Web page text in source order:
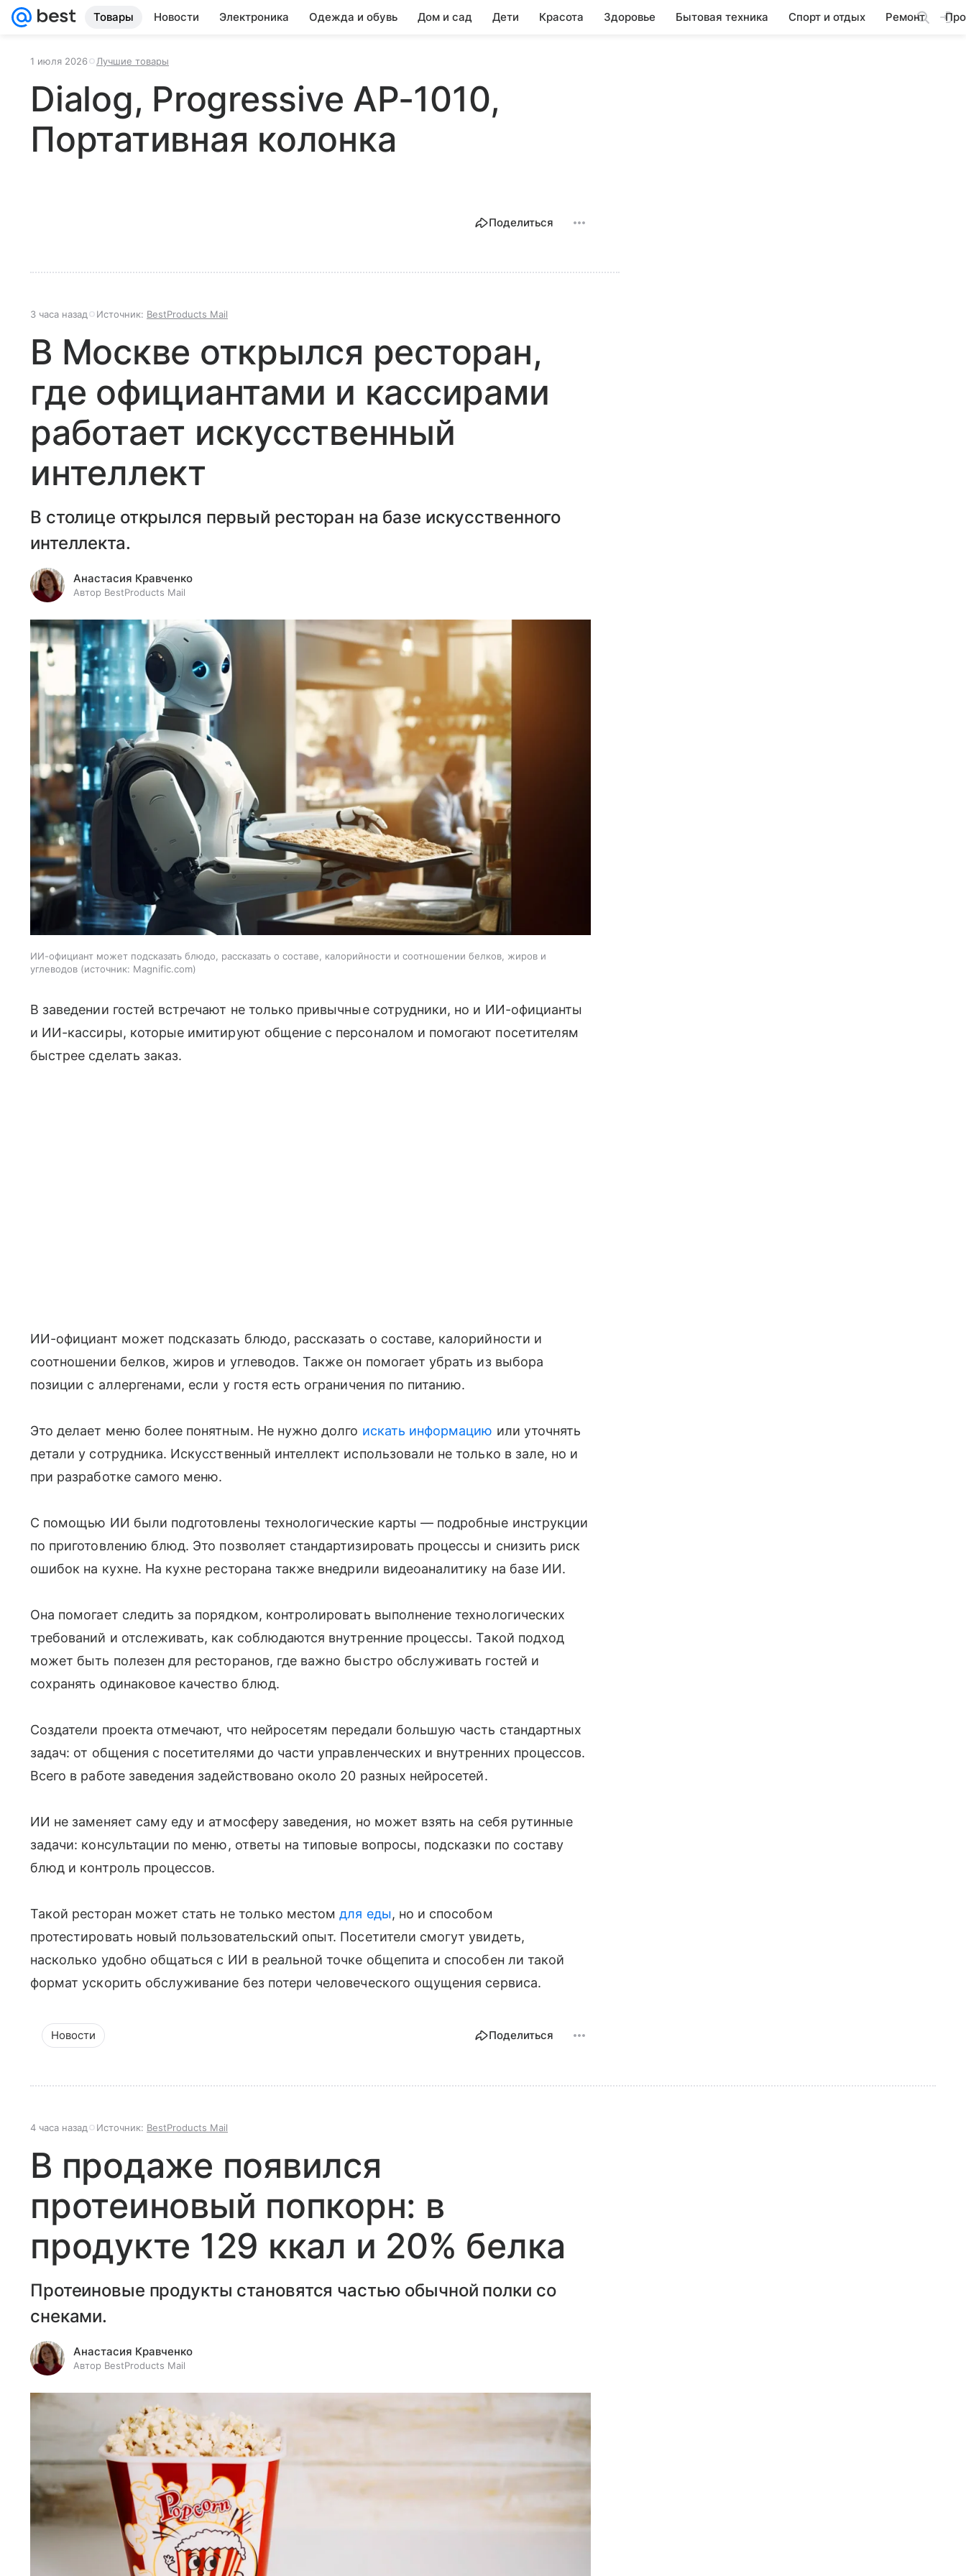
Товары Новости Электроника Одежда и обувь Дом и сад Дети Красота Здоровье Бытовая техника Спорт и отдых Ремонт
1 июля 2026 Лучшие товары
Dialog, Progressive AP-1010,
Портативная колонка
Поделиться
3 часа назад Источник: BestProducts Mail
В Москве открылся ресторан,
где официантами и кассирами
работает искусственный
интеллект
В столице открылся первый ресторан на базе искусственного
интеллекта.
Анастасия Кравченко
Автор BestProducts Mail
ИИ-официант может подсказать блюдо, рассказать о составе, калорийности и соотношении белков, жиров и
углеводов
источник: Magnific.com
В заведении гостей встречают не только привычные сотрудники, но и ИИ-официанты
и ИИ-кассиры, которые имитируют общение с персоналом и помогают посетителям
быстрее сделать заказ.
ИИ-официант может подсказать блюдо, рассказать о составе, калорийности и
соотношении белков, жиров и углеводов. Также он помогает убрать из выбора
позиции с аллергенами, если у гостя есть ограничения по питанию.
Это делает меню более понятным. Не нужно долго искать информацию или уточнять
детали у сотрудника. Искусственный интеллект использовали не только в зале, но и
при разработке самого меню.
С помощью ИИ были подготовлены технологические карты — подробные инструкции
по приготовлению блюд. Это позволяет стандартизировать процессы и снизить риск
ошибок на кухне. На кухне ресторана также внедрили видеоаналитику на базе ИИ.
Она помогает следить за порядком, контролировать выполнение технологических
требований и отслеживать, как соблюдаются внутренние процессы. Такой подход
может быть полезен для ресторанов, где важно быстро обслуживать гостей и
сохранять одинаковое качество блюд.
Создатели проекта отмечают, что нейросетям передали большую часть стандартных
задач: от общения с посетителями до части управленческих и внутренних процессов.
Всего в работе заведения задействовано около 20 разных нейросетей.
ИИ не заменяет саму еду и атмосферу заведения, но может взять на себя рутинные
задачи: консультации по меню, ответы на типовые вопросы, подсказки по составу
блюд и контроль процессов.
Такой ресторан может стать не только местомдля еды, но и способом
протестировать новый пользовательский опыт. Посетители смогут увидеть,
насколько удобно общаться с ИИ в реальной точке общепита и способен ли такой
формат ускорить обслуживание без потери человеческого ощущения сервиса.
Новости Поделиться
4 часа назад Источник: BestProducts Mail
В продаже появился
протеиновый попкорн: в
продукте 129 ккал и 20% белка
Протеиновые продукты становятся частью обычной полки со
снеками.
Анастасия Кравченко
Автор BestProducts Mail